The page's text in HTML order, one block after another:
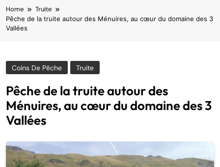
Home Truite
Pêche de la truite autour des Ménuires, au cœur du domaine des 3
Vallées
Coins De Pêche Truite
Pêche de la truite autour des
Ménuires, au cœur du domaine des 3
Vallées